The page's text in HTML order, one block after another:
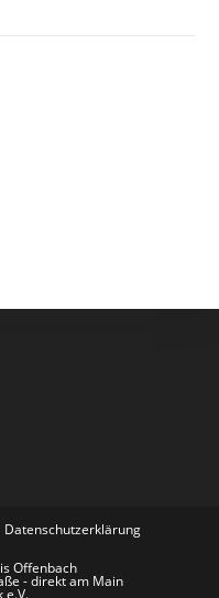
Datenschutzerklärung
Offenbach
- direkt am Main